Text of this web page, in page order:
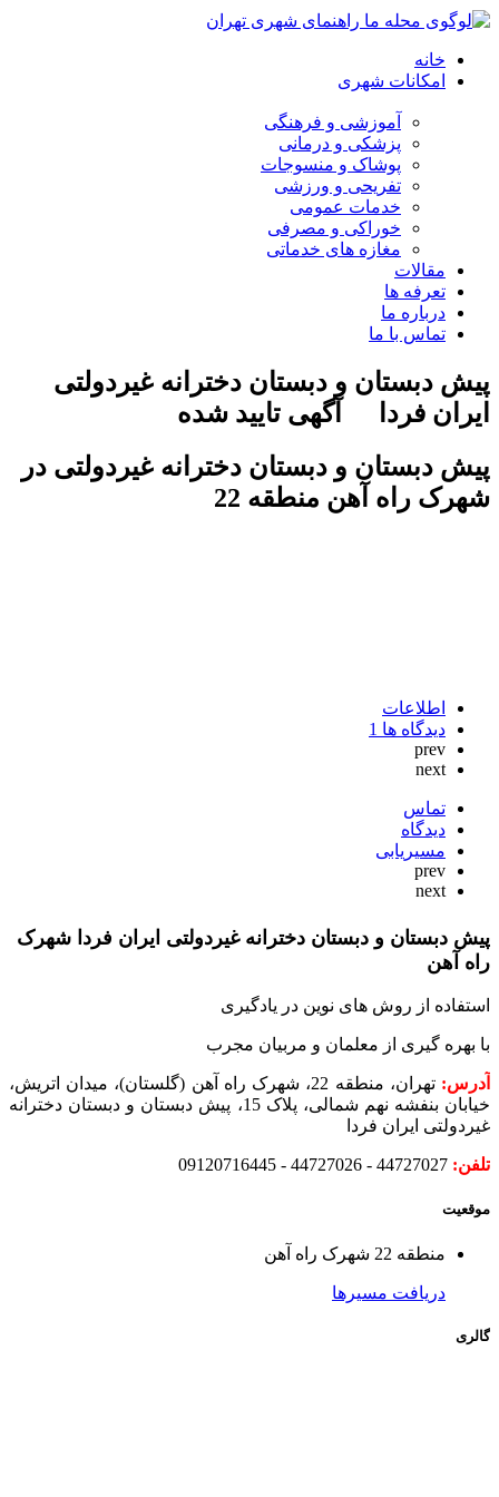
خانه
امکانات شهری
آموزشی و فرهنگی
پزشکی و درمانی
پوشاک و منسوجات
تفریحی و ورزشی
خدمات عمومی
خوراکی و مصرفی
مغازه های خدماتی
مقالات
تعرفه ها
درباره ما
تماس با ما
پیش دبستان و دبستان دخترانه غیردولتی
ایران فردا
آگهی تایید شده
پیش دبستان و دبستان دخترانه غیردولتی در
شهرک راه آهن منطقه 22
اطلاعات
دیدگاه ها 1
prev
next
تماس
دیدگاه
مسیریابی
prev
next
پیش دبستان و دبستان دخترانه غیردولتی ایران فردا شهرک
راه آهن
استفاده از روش های نوین در یادگیری
با بهره گیری از معلمان و مربیان مجرب
آدرس:
تهران، منطقه 22، شهرک راه آهن (گلستان)، میدان اتریش،
خیابان بنفشه نهم شمالی، پلاک 15، پیش دبستان و دبستان دخترانه
غیردولتی ایران فردا
تلفن:
موقعیت
منطقه 22 شهرک راه آهن
دریافت مسیرها
گالری